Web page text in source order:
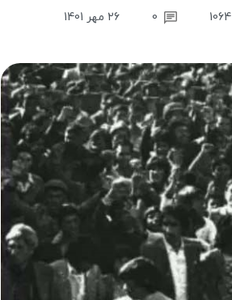
1064
0 26 مهر 1401